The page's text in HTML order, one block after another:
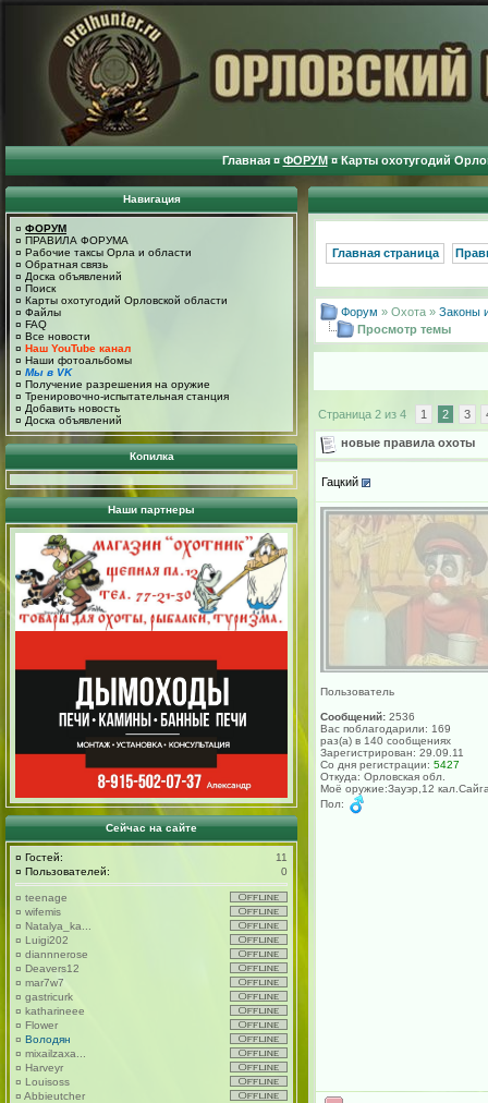
Главная ¤ ФОРУМ ¤ Карты охотугодий
Навигация
¤ ФОРУМ
¤ ПРАВИЛА ФОРУМА
¤ Рабочие таксы Орла и области
¤ Обратная связь
¤ Доска объявлений
¤ Поиск
¤ Карты охотугодий Орловской области
¤ Файлы
¤ FAQ
¤ Все новости
¤ Наш YouTube канал
¤ Наши фотоальбомы
¤ Мы в VK
¤ Получение разрешения на оружие
¤ Тренировочно-испытательная станция
¤ Добавить новость
¤ Доска объявлений
Копилка
Наши партнеры
Сейчас на сайте
¤ Гостей:
11
¤ Пользователей: 0
¤ teenage
¤ wifemis
¤ Natalya_ka...
¤ Luigi202
¤ diannnerose
¤ Deavers12
¤ mar7w7
¤ gastricurk
¤ katharineee
¤ Flower
¤ Володян
¤ mixailzaxa...
¤ Harveyr
¤ Louisoss
¤ Abbieutcher
Главная страница
Форум » Охота » Законы
Просмотр темы
Страница 2 из 4 1 2 3
новые правила охоты
Гацкий
Пользователь
Сообщений: 2536
Вас поблагодарили: 169
раз(а) в 140 сообщениях
Зарегистрирован: 29.09.11
Со дня регистрации: 5427
Откуда: Орловская обл.
Моё оружие:Зауэр,12
Пол: